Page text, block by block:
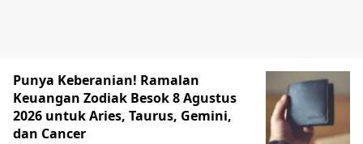
Punya Keberanian! Ramalan
Keuangan Zodiak Besok 8 Agustus
2026 untuk Aries, Taurus, Gemini,
dan Cancer